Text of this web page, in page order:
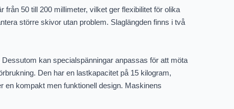
50 till 200 millimeter, vilket ger flexibilitet för olika
större skivor utan problem. Slaglängden finns i två
kan specialspänningar anpassas för att möta
Den har en lastkapacitet på 15 kilogram,
en kompakt men funktionell design. Maskinens